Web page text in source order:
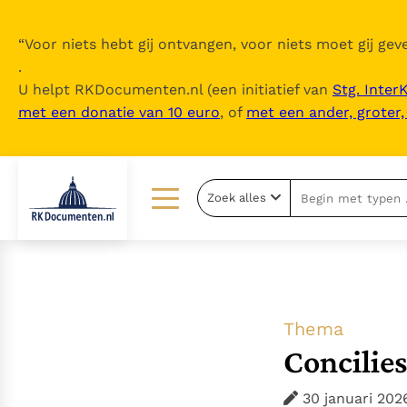
“Voor niets hebt gij ontvangen, voor niets moet gij
.
U helpt RKDocumenten.nl (een initiatief van Stg.
met een donatie van 10 euro, of met een ander,
Lezen
Nieuwsbrief
Zoek alles
Thema
30 januari